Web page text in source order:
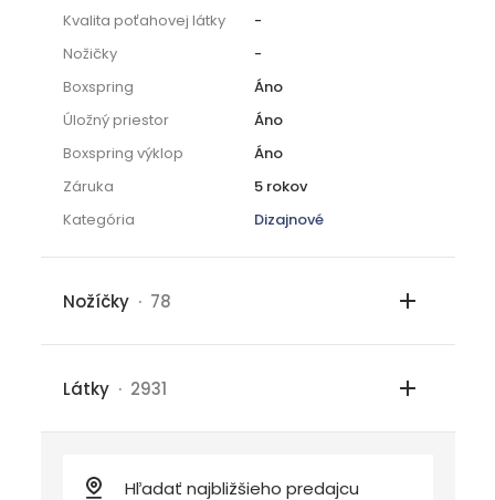
Kvalita poťahovej látky
-
Nožičky
-
Boxspring
Áno
Úložný priestor
Áno
Boxspring výklop
Áno
Záruka
5 rokov
Kategória
Dizajnové
Nožíčky · 78
Látky · 2931